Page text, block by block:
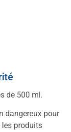
de 500 ml.
dangereux pour
produits